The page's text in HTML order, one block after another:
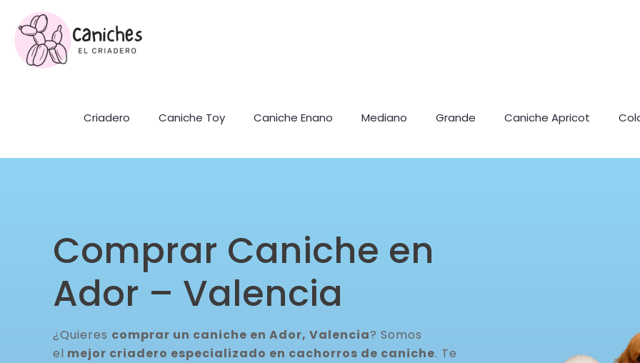
Criadero Caniche Toy Caniche Enano Mediano Grande Caniche Apricot
Comprar Caniche en
Ador – Valencia
¿Quieres comprar un caniche en Ador, Valencia? Somos
el mejor criadero especializado en cachorros de caniche. Te